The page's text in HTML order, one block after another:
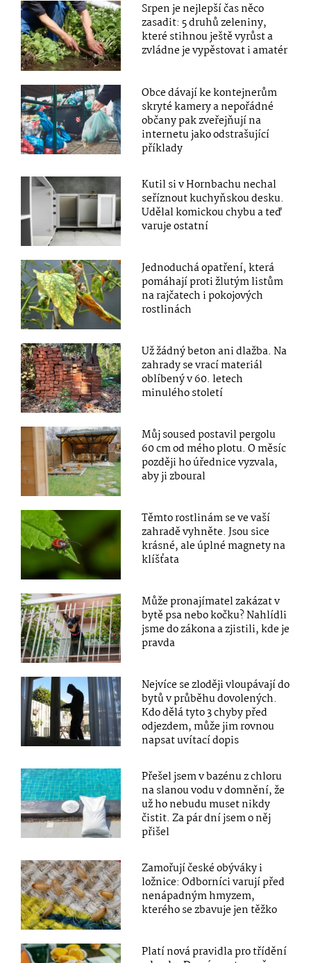
Srpen je nejlepší čas něco
zasadit: 5 druhů zeleniny,
které stihnou ještě vyrůst a
zvládne je vypěstovat i amatér
Obce dávají ke kontejnerům
skryté kamery a nepořádné
občany pak zveřejňují na
internetu jako odstrašující
příklady
Kutil si v Hornbachu nechal
seříznout kuchyňskou desku.
Udělal komickou chybu a teď
varuje ostatní
Jednoduchá opatření, která
pomáhají proti žlutým listům
na rajčatech i pokojových
rostlinách
Už žádný beton ani dlažba. Na
zahrady se vrací materiál
oblíbený v 60. letech
minulého století
Můj soused postavil pergolu
60 cm od mého plotu. O měsíc
později ho úřednice vyzvala,
aby ji zboural
Těmto rostlinám se ve vaší
zahradě vyhněte. Jsou sice
krásné, ale úplné magnety na
klíšťata
Může pronajímatel zakázat v
bytě psa nebo kočku? Nahlídli
jsme do zákona a zjistili, kde je
pravda
Nejvíce se zloději vloupávají do
bytů v průběhu dovolených.
Kdo dělá tyto 3 chyby před
odjezdem, může jim rovnou
napsat uvítací dopis
Přešel jsem v bazénu z chloru
na slanou vodu v domnění, že
už ho nebudu muset nikdy
čistit. Za pár dní jsem o něj
přišel
Zamořují české obýváky i
ložnice: Odborníci varují před
nenápadným hmyzem,
kterého se zbavuje jen těžko
Platí nová pravidla pro třídění